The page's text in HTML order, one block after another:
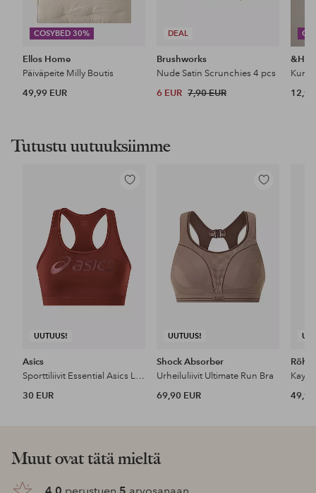
COSYBED 30%
Ellos Home
Päiväpeite Milly Boutis
49,99 EUR
DEAL
Brushworks
Nude Satin Scrunchies 4 pcs
6 EUR 7,90 EUR 12,99
Tutustu uutuuksiimme
UUTUUS!
Lisää
Asics
Sporttiliivit Essential Asics Logo Padless Bra
30 EUR
UUTUUS!
Lisää
Shock Absorber
Urheiluliivit Ultimate Run Bra
69,90 EUR
Kay
49,95
Muut ovat tätä mieltä